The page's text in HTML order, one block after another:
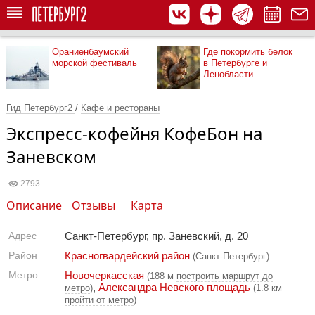
Ораниенбаумский
морской фестиваль
Где покормить белок
в Петербурге и
Ленобласти
Гид Петербург2 / Кафе и рестораны
Экспресс-кофейня КофеБон на
Заневском
2793
Описание Отзывы Карта
Адрес Санкт-Петербург, пр. Заневский, д. 20
Район Красногвардейский район (Санкт-Петербург)
Метро Новочеркасская (188 м построить маршрут до
метро), Александра Невского площадь (1.8 км
пройти от метро)